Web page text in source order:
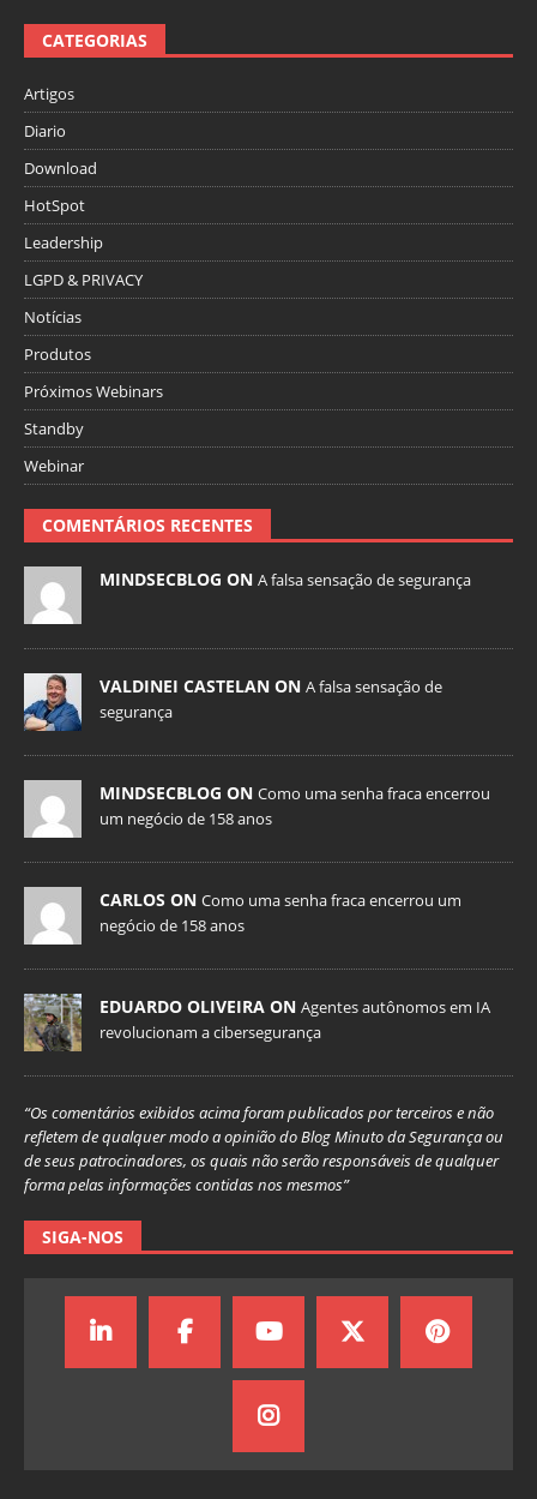
CATEGORIAS
Artigos
Diario
Download
HotSpot
Leadership
LGPD & PRIVACY
Notícias
Produtos
Próximos Webinars
Standby
Webinar
COMENTÁRIOS RECENTES
MINDSECBLOG ON A falsa sensação de segurança
VALDINEI CASTELAN ON A falsa sensação de
segurança
MINDSECBLOG ON Como uma senha fraca encerrou
um negócio de 158 anos
CARLOS ON Como uma senha fraca encerrou um
negócio de 158 anos
EDUARDO OLIVEIRA ON Agentes autônomos em IA
revolucionam a cibersegurança
“Os comentários exibidos acima foram publicados por terceiros e não
refletem de qualquer modo a opinião do Blog Minuto da Segurança ou
de seus patrocinadores, os quais não serão responsáveis de qualquer
forma pelas informações contidas nos mesmos”
SIGA-NOS